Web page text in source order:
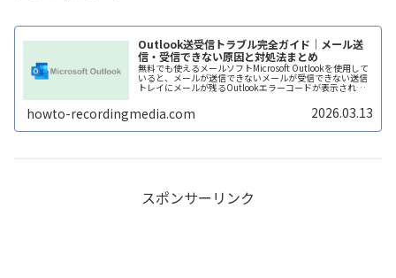
Outlook送受信トラブル完全ガイド｜メール送
信・受信できない原因と対処法まとめ
無料でも使えるメールソフトMicrosoft Outlookを使用して
いると、メールが送信できないメールが受信できない送信
トレイにメールが残るOutlookエラーコードが表示される
らの問題...
howto-recordingmedia.com 2026.03.13
スポンサーリンク